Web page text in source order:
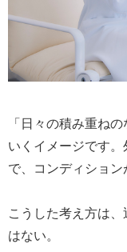
「日々の積み重ね
いくイメージです
で、コンディション
こうした考え方は
はない。